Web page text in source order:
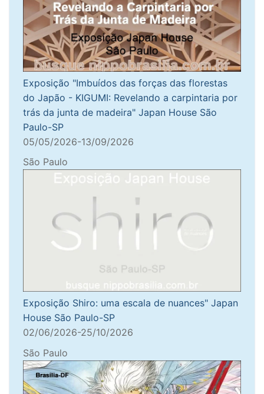
Exposição "Imbuídos das forças das florestas
do Japão - KIGUMI: Revelando a carpintaria por
trás da junta de madeira" Japan House São
Paulo-SP
05/05/2026-13/09/2026
São Paulo
Exposição Shiro: uma escala de nuances" Japan
House São Paulo-SP
02/06/2026-25/10/2026
São Paulo